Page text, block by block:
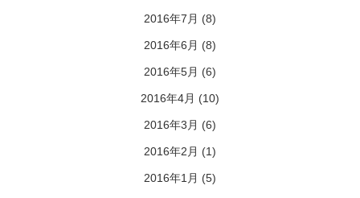
2016年7月 (8)
2016年6月 (8)
2016年5月 (6)
2016年4月 (10)
2016年3月 (6)
2016年2月 (1)
2016年1月 (5)